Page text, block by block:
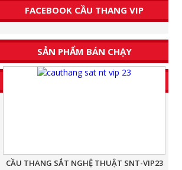
FACEBOOK CẦU THANG VIP
SẢN PHẨM BÁN CHẠY
CẦU THANG SẮT NGHỆ THUẬT SNT-VIP23